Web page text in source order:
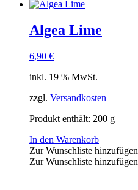
Algea Lime
6,90 €
inkl. 19 % MwSt.
zzgl. Versandkosten
Produkt enthält: 200 g
In den Warenkorb
Zur Wunschliste hinzufügen
Zur Wunschliste hinzufügen